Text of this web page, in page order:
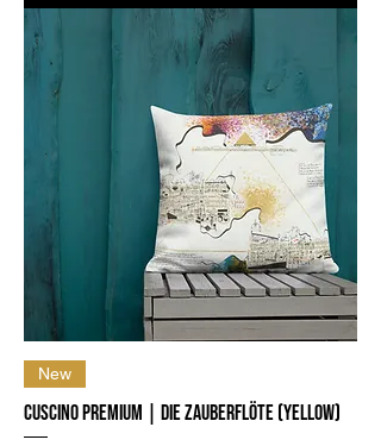
New
Cuscino Premium | Die Zauberflöte (Yellow)